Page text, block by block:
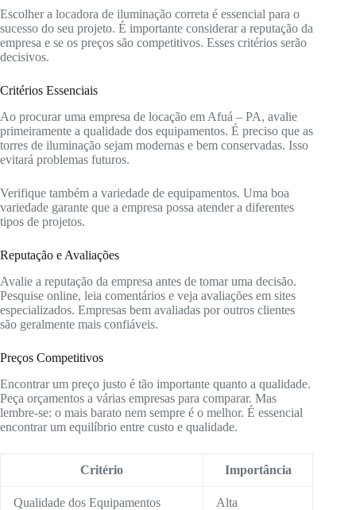
Escolher a locadora de iluminação correta é essencial para o
sucesso do seu projeto. É importante considerar a reputação da
empresa e se os preços são competitivos. Esses critérios serão
decisivos.
Critérios Essenciais
Ao procurar uma empresa de locação em Afuá – PA, avalie
primeiramente a qualidade dos equipamentos. É preciso que as
torres de iluminação sejam modernas e bem conservadas. Isso
evitará problemas futuros.
Verifique também a variedade de equipamentos. Uma boa
variedade garante que a empresa possa atender a diferentes
tipos de projetos.
Reputação e Avaliações
Avalie a reputação da empresa antes de tomar uma decisão.
Pesquise online, leia comentários e veja avaliações em sites
especializados. Empresas bem avaliadas por outros clientes
são geralmente mais confiáveis.
Preços Competitivos
Encontrar um preço justo é tão importante quanto a qualidade.
Peça orçamentos a várias empresas para comparar. Mas
lembre-se: o mais barato nem sempre é o melhor. É essencial
encontrar um equilíbrio entre custo e qualidade.
Critério Importância
Qualidade dos Equipamentos Alta